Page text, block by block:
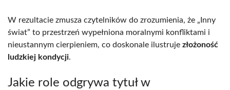
W rezultacie zmusza czytelników do zrozumienia, że „Inny
świat” to przestrzeń wypełniona moralnymi konfliktami i
nieustannym cierpieniem, co doskonale ilustruje złożoność
ludzkiej kondycji.
Jakie role odgrywa tytuł w